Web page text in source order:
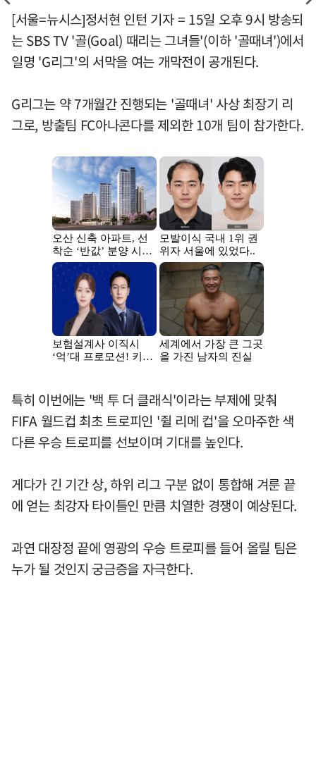
[서울=뉴시스]정서현 인턴 기자 = 15일 오후 9시 방송되
는 SBS TV '골(Goal) 때리는 그녀들'(이하 '골때녀')에서
일명 'G리그'의 서막을 여는 개막전이 공개된다.
G리그는 약 7개월간 진행되는 '골때녀' 사상 최장기 리
그로, 방출팀 FC아나콘다를 제외한 10개 팀이 참가한다.
특히 이번에는 '백 투 더 클래식'이라는 부제에 맞춰
FIFA 월드컵 최초 트로피인 '쥘 리메 컵'을 오마주한 색
다른 우승 트로피를 선보이며 기대를 높인다.
게다가 긴 기간 상, 하위 리그 구분 없이 통합해 겨룬 끝
에 얻는 최강자 타이틀인 만큼 치열한 경쟁이 예상된다.
과연 대장정 끝에 영광의 우승 트로피를 들어 올릴 팀은
누가 될 것인지 궁금증을 자극한다.